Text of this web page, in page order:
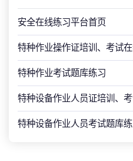
安全在线练习平台首页
特种作业操作证培训、考试
特种作业考试题库练习
特种设备作业人员证培训、
特种设备作业人员考试题库